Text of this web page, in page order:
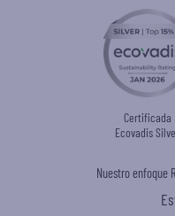
Certificada
Ecovadis
Nuestro enfoque